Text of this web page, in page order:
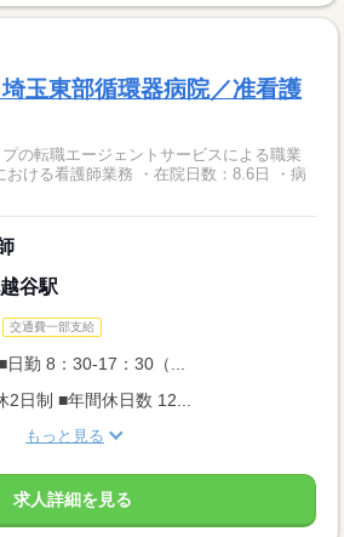
玉東部循環器病院／准看護
の転職エージェントサービスによる職業
ける看護師業務 ・在院日数：8.6日 ・病
谷駅
交通費一部支給
勤 8：30-17：30（...
日制 ■年間休日数 12...
もっと見る
求人詳細を見る